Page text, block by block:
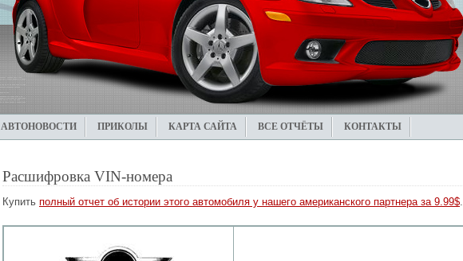
АВТОНОВОСТИ ПРИКОЛЫ КАРТА САЙТА ВСЕ ОТЧЁТЫ КОНТАКТЫ
Расшифровка VIN-номера
Купить полный отчет об истории этого автомобиля у нашего американского партнера за 9.99$.